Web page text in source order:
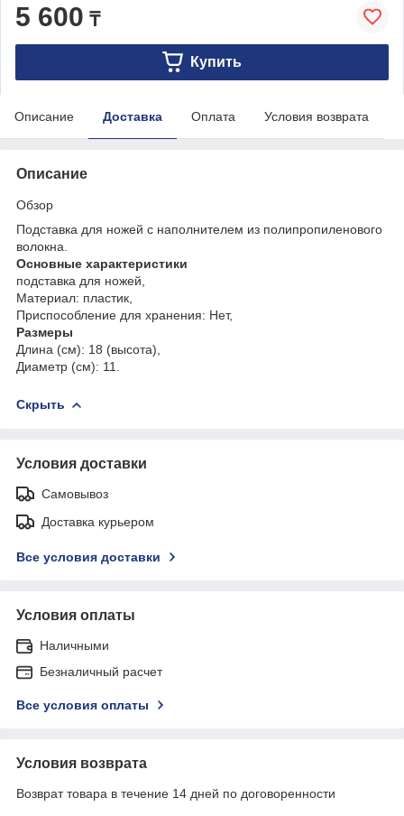
5 600 ₸
Купить
Описание Доставка Оплата Условия возврата
Описание
Обзор
Подставка для ножей с наполнителем из полипропиленового
волокна.
Основные характеристики
подставка для ножей,
Материал: пластик,
Приспособление для хранения: Нет,
Размеры
Длина (см): 18 (высота),
Диаметр (см): 11.
Скрыть
Условия доставки
Самовывоз
Доставка курьером
Все условия доставки
Условия оплаты
Наличными
Безналичный расчет
Все условия оплаты
Условия возврата
Возврат товара в течение 14 дней по договоренности